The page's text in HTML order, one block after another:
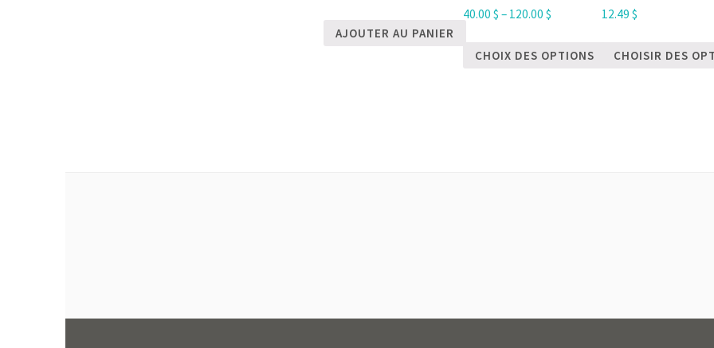
AJOUTER AU PANIER
40.00 $ – 120.00 $
CHOIX DES OPTIONS
12.49$
CHOISIR DES